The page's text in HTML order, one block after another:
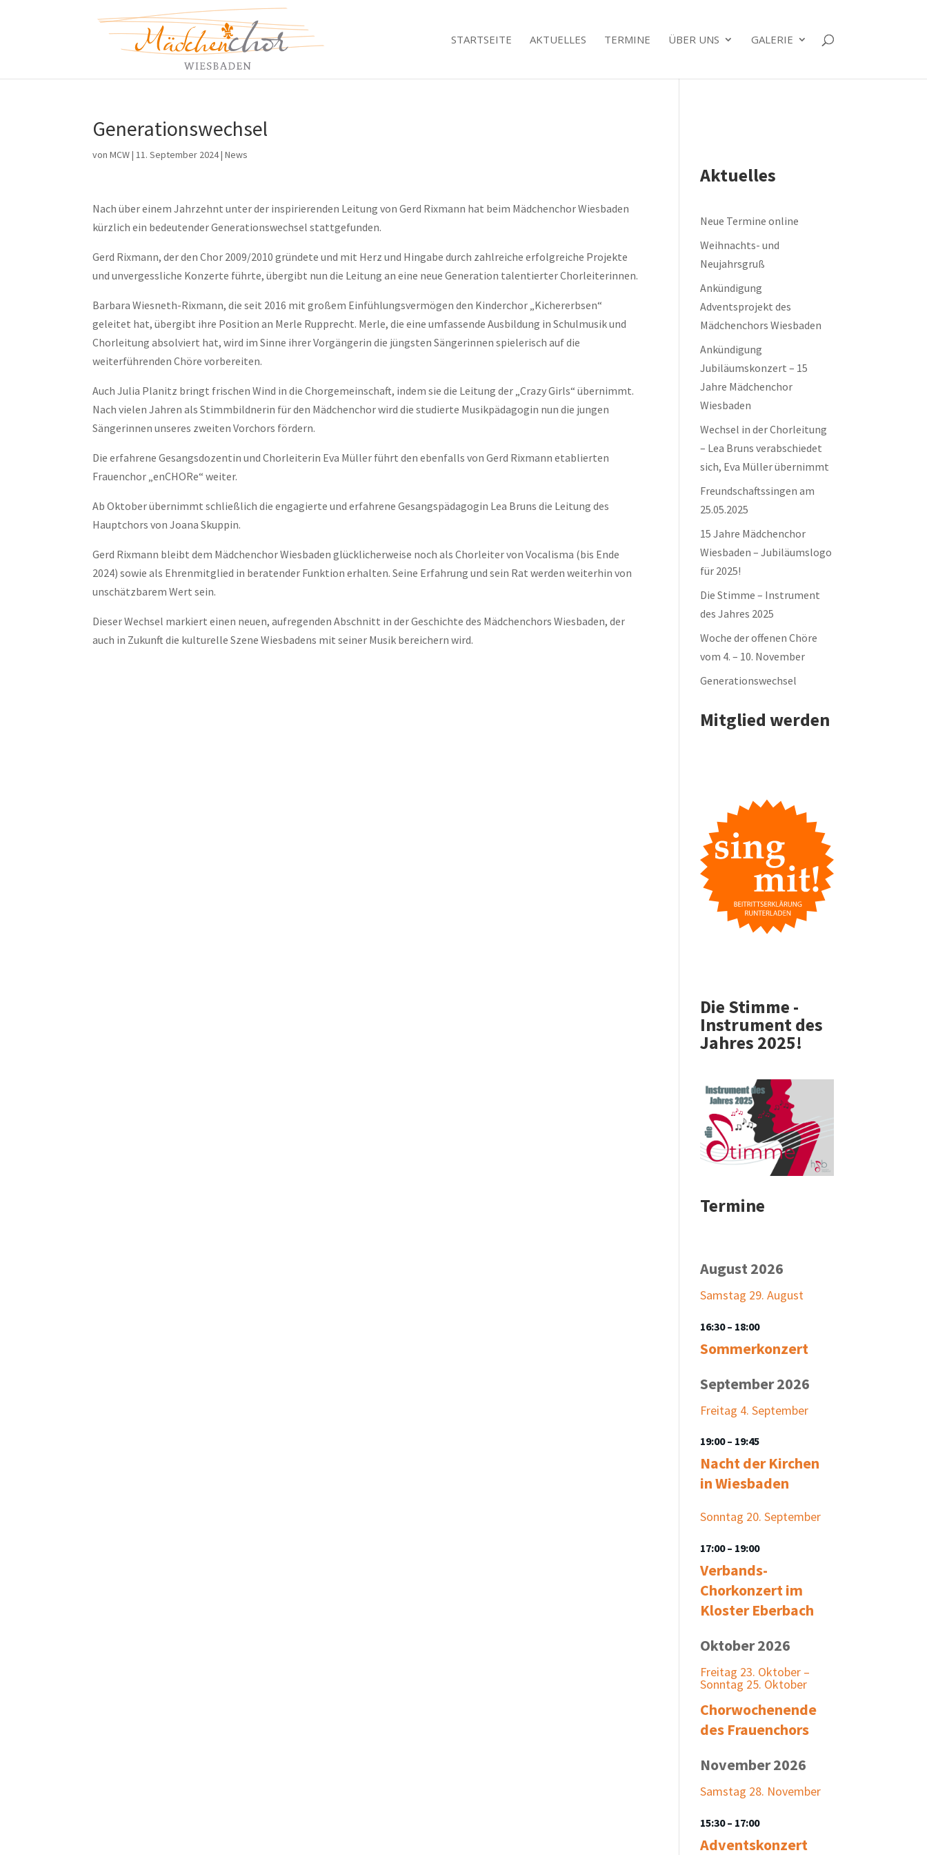
STARTSEITE AKTUELLES TERMINE ÜBER UNS GALERIE
Generationswechsel
vonMCW|11. September 2024|News
Nach über einem Jahrzehnt unter der inspirierenden Leitung von Gerd Rixmann hat beim Mädchenchor Wiesbaden
kürzlich ein bedeutender Generationswechsel stattgefunden.
Gerd Rixmann, der den Chor 2009/2010 gründete und mit Herz und Hingabe durch zahlreiche erfolgreiche Projekte
und unvergessliche Konzerte führte, übergibt nun die Leitung an eine neue Generation talentierter Chorleiterinnen.
Barbara Wiesneth-Rixmann, die seit 2016 mit großem Einfühlungsvermögen den Kinderchor „Kichererbsen“
geleitet hat, übergibt ihre Position an Merle Rupprecht. Merle, die eine umfassende Ausbildung in Schulmusik und
Chorleitung absolviert hat, wird im Sinne ihrer Vorgängerin die jüngsten Sängerinnen spielerisch auf die
weiterführenden Chöre vorbereiten.
Auch Julia Planitz bringt frischen Wind in die Chorgemeinschaft, indem sie die Leitung der „Crazy Girls“ übernimmt.
Nach vielen Jahren als Stimmbildnerin für den Mädchenchor wird die studierte Musikpädagogin nun die jungen
Sängerinnen unseres zweiten Vorchors fördern.
Die erfahrene Gesangsdozentin und Chorleiterin Eva Müller führt den ebenfalls von Gerd Rixmann etablierten
Frauenchor „enCHORe“ weiter.
Ab Oktober übernimmt schließlich die engagierte und erfahrene Gesangspädagogin Lea Bruns die Leitung des
Hauptchors von Joana Skuppin.
Gerd Rixmann bleibt dem Mädchenchor Wiesbaden glücklicherweise noch als Chorleiter von Vocalisma (bis Ende
2024) sowie als Ehrenmitglied in beratender Funktion erhalten. Seine Erfahrung und sein Rat werden weiterhin von
unschätzbarem Wert sein.
Dieser Wechsel markiert einen neuen, aufregenden Abschnitt in der Geschichte des Mädchenchors Wiesbaden, der
auch in Zukunft die kulturelle Szene Wiesbadens mit seiner Musik bereichern wird.
Aktuelles
Neue Termine online
Weihnachts- und
Neujahrsgruß
Ankündigung
Adventsprojekt des
Mädchenchors Wiesbaden
Ankündigung
Jubiläumskonzert – 15
Jahre Mädchenchor
Wiesbaden
Wechsel in der Chorleitung
– Lea Bruns verabschiedet
sich, Eva Müller übernimmt
Freundschaftssingen am
25.05.2025
15 Jahre Mädchenchor
Wiesbaden – Jubiläumslogo
für 2025!
Die Stimme – Instrument
des Jahres 2025
Woche der offenen Chöre
vom 4. – 10. November
Generationswechsel
Mitglied werden
Die Stimme -
Instrument des
Jahres 2025!
Termine
August 2026
Samstag 29. August
16:30– 18:00
Sommerkonzert
September 2026
Freitag 4. September
19:00– 19:45
Nacht der Kirchen
in Wiesbaden
Sonntag 20. September
17:00– 19:00
Verbands-
Chorkonzert im
Kloster Eberbach
Oktober 2026
Freitag 23. Oktober –
Sonntag 25. Oktober
Chorwochenende
des Frauenchors
November 2026
Samstag 28. November
15:30– 17:00
Adventskonzert